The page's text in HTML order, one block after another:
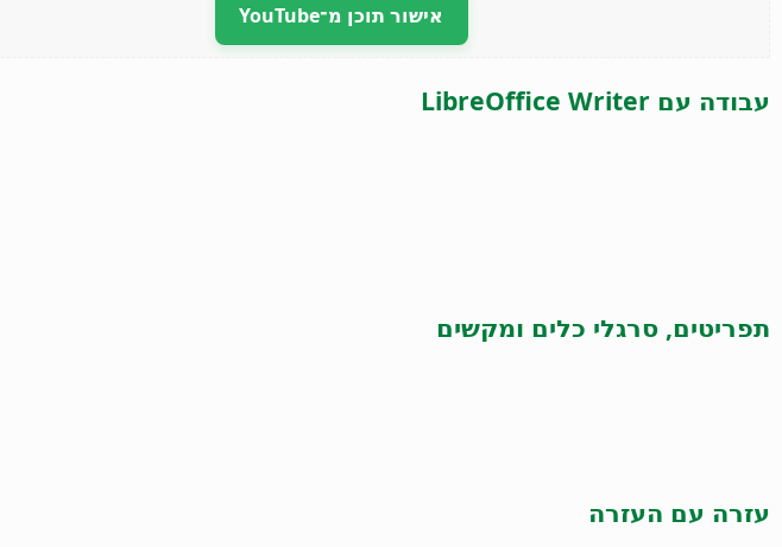
אישור תוכן מ־YouTube
עבודה עם LibreOffice Writer
תפריטים, סרגלי כלים ומקשים
עזרה עם העזרה